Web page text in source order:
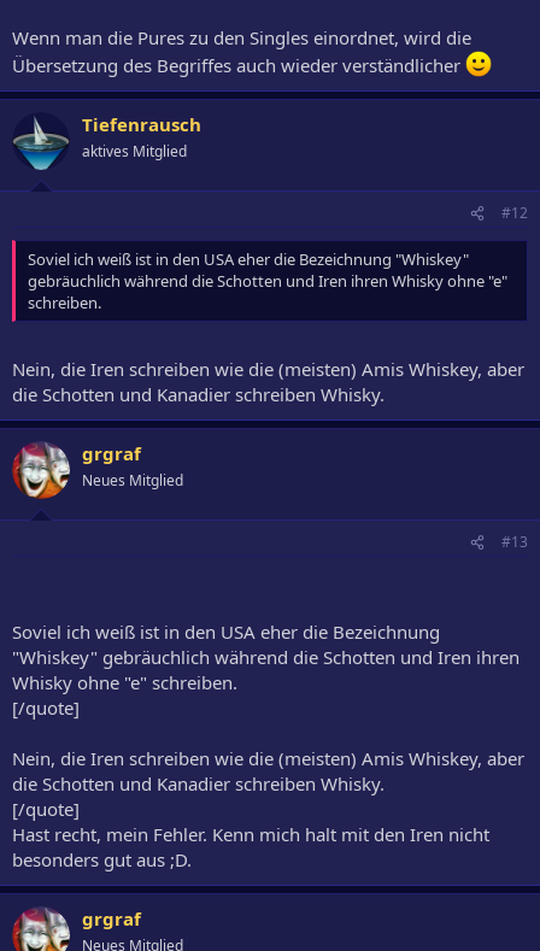
Wenn man die Pures zu den Singles einordnet, wird die
Übersetzung des Begriffes auch wieder verständlicher
Tiefenrausch
aktives Mitglied
#12
Soviel ich weiß ist in den USA eher die Bezeichnung "Whiskey"
gebräuchlich während die Schotten und Iren ihren Whisky ohne "e"
schreiben.
Nein, die Iren schreiben wie die (meisten) Amis Whiskey, aber
die Schotten und Kanadier schreiben Whisky.
grgraf
Neues Mitglied
#13
Soviel ich weiß ist in den USA eher die Bezeichnung
"Whiskey" gebräuchlich während die Schotten und Iren ihren
Whisky ohne "e" schreiben.
[/quote]
Nein, die Iren schreiben wie die (meisten) Amis Whiskey, aber
die Schotten und Kanadier schreiben Whisky.
[/quote]
Hast recht, mein Fehler. Kenn mich halt mit den Iren nicht
besonders gut aus ;D.
grgraf
Neues Mitglied